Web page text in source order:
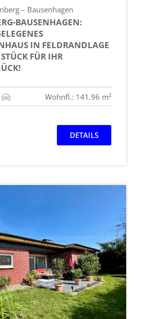
– Bausenhagen
BAUSENHAGEN:
IN FELDRANDLAGE
FÜR IHR
Wohnfl.: 141.96 m²
DETAILS